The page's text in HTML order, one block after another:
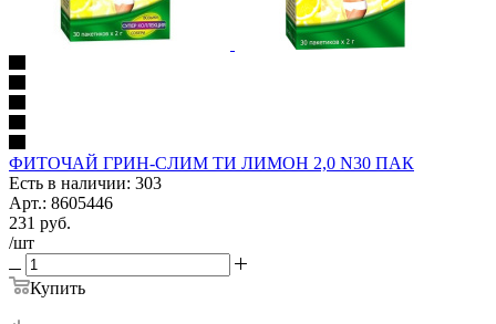
ФИТОЧАЙ ГРИН-СЛИМ ТИ ЛИМОН 2,0 N30 ПАК
Есть в наличии: 303
Арт.: 8605446
231 руб.
/шт
Купить